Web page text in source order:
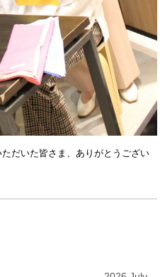
だいた皆さま、ありがとうござい